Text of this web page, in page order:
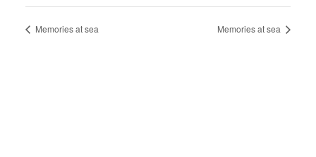
Memories at sea Memories at sea